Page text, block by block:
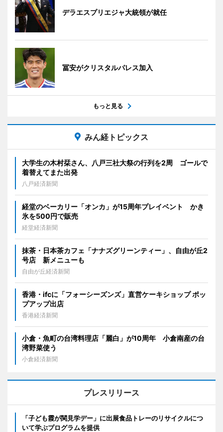
デラエスプリエジャ大統領が就任
冨安がクリスタルパレス加入
もっと見る
みん経トピックス
大学生の木村栞さん、八戸三社大祭の行列を2周 ゴールで
着替えてまた出発
八戸経済新聞
経堂のベーカリー「オンカ」が15周年プレイベント かき
氷を500円で販売
経堂経済新聞
抹茶・日本茶カフェ「ナナズグリーンティー」、自由が丘2
号店 新メニューも
自由が丘経済新聞
香港・ifcに「フォーシーズンズ」直営ケーキショップ ポッ
プアップ出店
香港経済新聞
小倉・魚町の台湾料理店「麗白」が10周年 小倉南産の台
湾野菜使う
小倉経済新聞
プレスリリース
「子ども霞が関見学デー」に出展食品トレーのリサイクルにつ
いて学ぶプログラムを提供